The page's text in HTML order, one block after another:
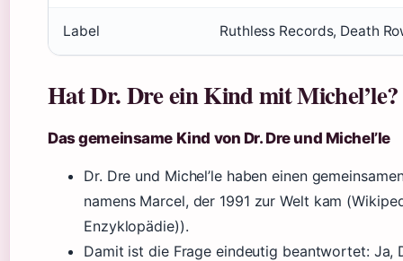
Label Ruthless Records, Death
Hat Dr. Dre ein Kind mit Michel’le?
Das gemeinsame Kind von Dr. Dre und Michel’le
Dr. Dre und Michel’le haben einen
namens Marcel, der 1991 zur Welt kam
Enzyklopädie)).
Damit ist die Frage eindeutig beantwortet: Ja,